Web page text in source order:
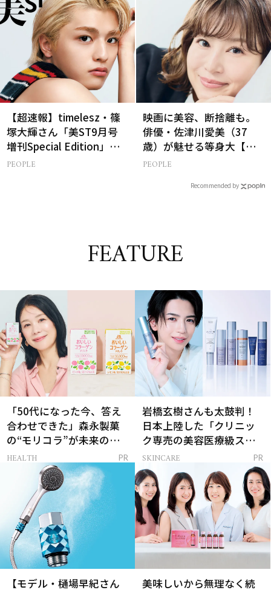
【超速報】timelesz・篠
塚大輝さん「美ST9月号
増刊Special Edition」誌
面カットを先行公開！
PEOPLE
映画に美容、断捨離も。
俳優・佐津川愛美（37
歳）が魅せる等身大【美
ST特別画像集】
PEOPLE
Recommended by
FEATURE
「50代になった今、答え
合わせできた」森永製菓
の“モリコラ”が未来のキ
レイを連れてくる！
HEALTH PR
岩橋玄樹さんも太鼓判！
日本上陸した「クリニッ
ク専売の美容医療級スキ
ンケア」
SKINCARE PR
【モデル・樋場早紀さん 美味しいから無理なく続